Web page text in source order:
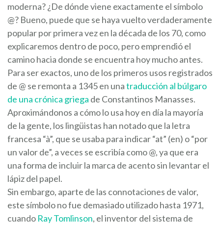
moderna? ¿De dónde viene exactamente el símbolo
@? Bueno, puede que se haya vuelto verdaderamente
popular por primera vez en la década de los 70, como
explicaremos dentro de poco, pero emprendió el
camino hacia donde se encuentra hoy mucho antes.
Para ser exactos, uno de los primeros usos registrados
de @ se remonta a 1345 en unatraducción al búlgaro
de una crónica griega de Constantinos Manasses.
Aproximándonos a cómo lo usa hoy en día la mayoría
de la gente, los lingüistas han notado que la letra
francesa “à”, que se usaba para indicar “at” (en) o “por
un valor de”, a veces se escribía como @, ya que era
una forma de incluir la marca de acento sin levantar el
lápiz del papel.
Sin embargo, aparte de las connotaciones de valor,
este símbolo no fue demasiado utilizado hasta 1971,
cuando Ray Tomlinson, el inventor del sistema de